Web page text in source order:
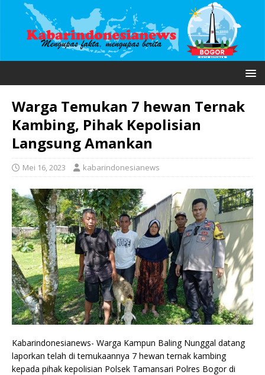
Warga Temukan 7 hewan Ternak
Kambing, Pihak Kepolisian
Langsung Amankan
Mei 16, 2023 kabarindonesianews
Kabarindonesianews- Warga Kampun Baling Nunggal datang
laporkan telah di temukaannya 7 hewan ternak kambing
kepada pihak kepolisian Polsek Tamansari Polres Bogor di